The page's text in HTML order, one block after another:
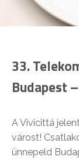
33.
Budapest
A Vivicittá
várost!
ünnepeld